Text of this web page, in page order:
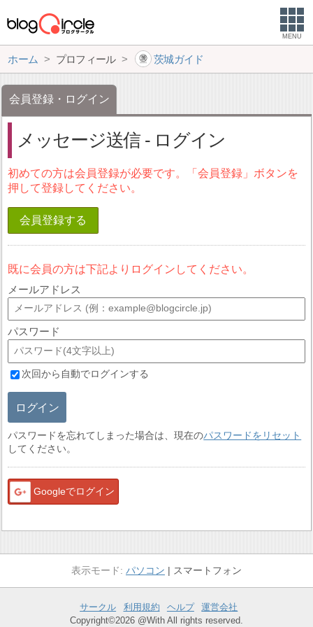
MENU
ホーム プロフィール 茨城ガイド
会員登録・ログイン
メッセージ送信 - ログイン
初めての方は会員登録が必要です。「会員登録」ボタンを
押して登録してください。
会員登録する
既に会員の方は下記よりログインしてください。
メールアドレス
パスワード
次回から自動でログインする
ログイン
パスワードを忘れてしまった場合は、現在のパスワードをリセット
してください。
Googleでログイン
パソコン スマートフォン
サークル 利用規約 ヘルプ
運営会社
Copyright©2026 @With All rights reserved.